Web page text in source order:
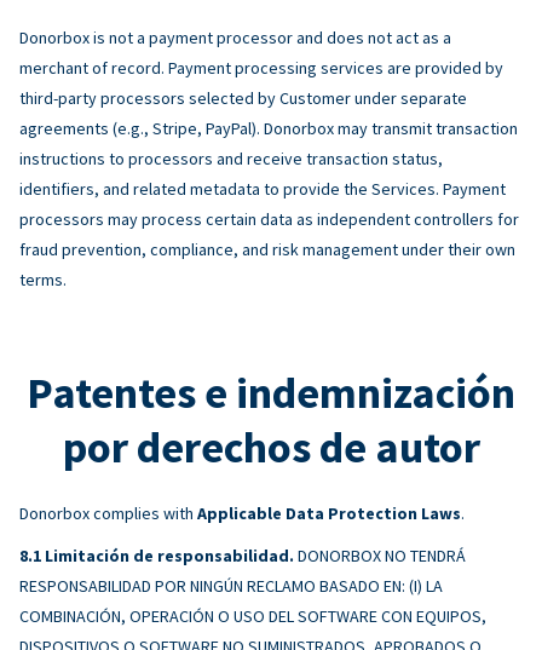
Donorbox is not a payment processor and does not act as a
merchant of record. Payment processing services are provided by
third-party processors selected by Customer under separate
agreements (e.g., Stripe, PayPal). Donorbox may transmit transaction
instructions to processors and receive transaction status,
identifiers, and related metadata to provide the Services. Payment
processors may process certain data as independent controllers for
fraud prevention, compliance, and risk management under their own
terms.
Patentes e indemnización
por derechos de autor
Donorbox complies with Applicable Data Protection Laws.
Limitación de responsabilidad. DONORBOX NO TENDRÁ
RESPONSABILIDAD POR NINGÚN RECLAMO BASADO EN: (I) LA
COMBINACIÓN, OPERACIÓN O USO DEL SOFTWARE CON EQUIPOS,